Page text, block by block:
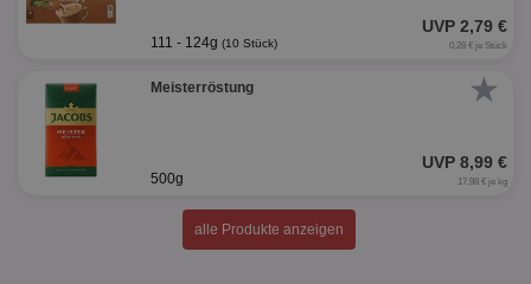
UVP 2,79 €
111 - 124g (10 Stück) 0,28 € je Stück
★
Meisterröstung
UVP 8,99 €
500g 17,98 € je kg
alle Produkte anzeigen